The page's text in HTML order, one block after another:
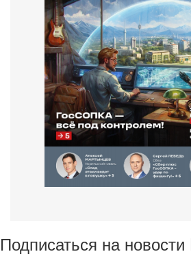
Подписаться на